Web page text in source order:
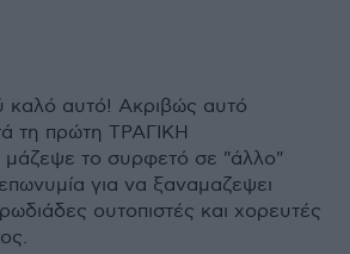
αυτό! Ακριβώς αυτό
τη πρώτη ΤΡΑΓΙΚΗ
μάζεψε το συρφετό σε "άλλο"
για να ξαναμαζεψει
ουτοπιστές και χορευτές